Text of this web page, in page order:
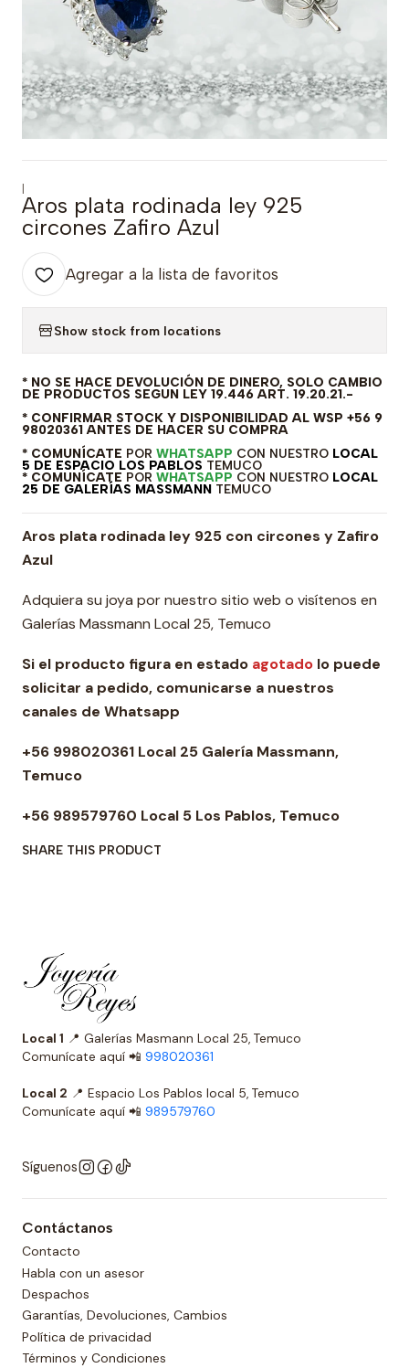
|
Aros plata rodinada ley 925
circones Zafiro Azul
Agregar a la lista de favoritos
Show stock from locations
* NO SE HACE DEVOLUCIÓN DE DINERO, SOLO CAMBIO
DE PRODUCTOS SEGUN LEY 19.446 ART. 19.20.21.-
* CONFIRMAR STOCK Y DISPONIBILIDAD AL WSP +56 9
98020361 ANTES DE HACER SU COMPRA
* COMUNÍCATE POR WHATSAPP CON NUESTRO LOCAL
5 DE ESPACIO LOS PABLOS TEMUCO
* COMUNÍCATE POR WHATSAPP CON NUESTRO LOCAL
25 DE GALERÍAS MASSMANN TEMUCO
Aros plata rodinada ley 925 con circones y Zafiro
Azul
Adquiera su joya por nuestro sitio web o visítenos en
Galerías Massmann Local 25, Temuco
Si el producto figura en estado agotado lo puede
solicitar a pedido, comunicarse a nuestros
canales de Whatsapp
+56 998020361 Local 25 Galería Massmann,
Temuco
+56 989579760 Local 5 Los Pablos, Temuco
SHARE THIS PRODUCT
Local 1 📍 Galerías Masmann Local 25, Temuco
Comunícate aquí 📲 998020361
Local 2 📍 Espacio Los Pablos local 5, Temuco
Comunícate aquí 📲 989579760
Síguenos
Contáctanos
Contacto
Habla con un asesor
Despachos
Garantías, Devoluciones, Cambios
Política de privacidad
Términos y Condiciones